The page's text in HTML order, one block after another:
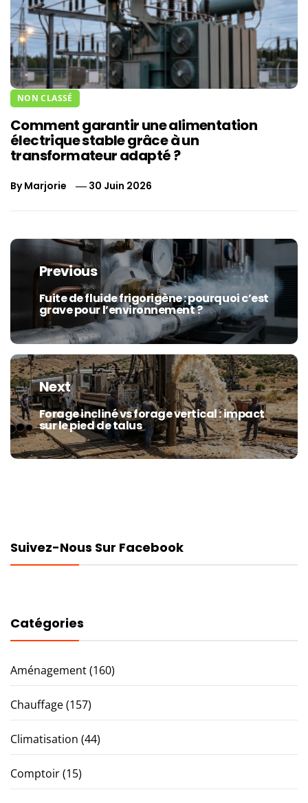
NON CLASSÉ
Comment garantir une alimentation
électrique stable grâce à un
transformateur adapté ?
ByMarjorie 30 Juin 2026
Navigation
de
l’article
Previous
Previous
post:
Fuite de fluide frigorigène : pourquoi c’est
grave pour l’environnement ?
Next
Next
post:
Forage incliné vs forage vertical : impact
sur le pied de talus
Suivez-Nous Sur Facebook
Catégories
Aménagement(160)
Chauffage(157)
Climatisation (44)
Comptoir(15)